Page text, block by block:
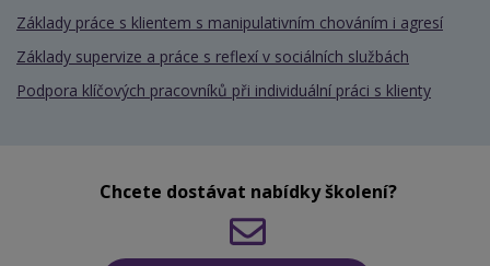
Základy práce s klientem s manipulativním chováním i agresí
Základy supervize a práce s reflexí v sociálních službách
Podpora klíčových pracovníků při individuální práci s klienty
Chcete dostávat nabídky školení?